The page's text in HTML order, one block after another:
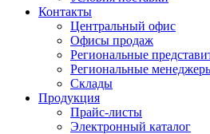
Контакты
Центральный офис
Офисы продаж
Региональные
Региональные
Склады
Продукция
Прайс-листы
Электронный каталог